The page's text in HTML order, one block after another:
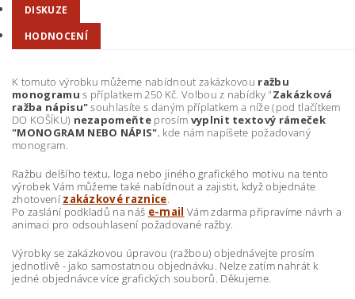
DISKUZE
HODNOCENÍ
K tomuto výrobku můžeme nabídnout zakázkovou ražbu
monogramus příplatkem 250 Kč. Volbou z nabídky "Zakázková
ražba nápisu"souhlasíte s daným příplatkem a níže (pod tlačítkem
DO KOŠÍKU) nezapomeňte prosím vyplnit textový rámeček
"MONOGRAM NEBO NÁPIS", kde nám napíšete požadovaný
monogram.
Ražbu delšího textu, loga nebo jiného grafického motivu na tento
výrobek Vám můžeme také nabídnout a zajistit, když objednáte
zhotovení zakázkové raznice.
Po zaslání podkladů na náš e-mail Vám zdarma připravíme návrh a
animaci pro odsouhlasení požadované ražby.
Výrobky se zakázkovou úpravou (ražbou) objednávejte prosím
jednotlivě - jako samostatnou objednávku. Nelze zatím nahrát k
jedné objednávce více grafických souborů. Děkujeme.